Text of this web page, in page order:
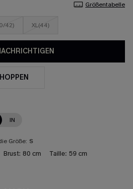
Größentabelle
42) XL(44)
IN
Größe: S
Brust: 80 cm Taille: 59 cm